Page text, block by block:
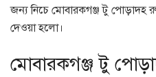
জন্য নিচে মোবারকগঞ্জ টু পোড়াদহ
দেওয়া হলো।
মোবারকগঞ্জ টু